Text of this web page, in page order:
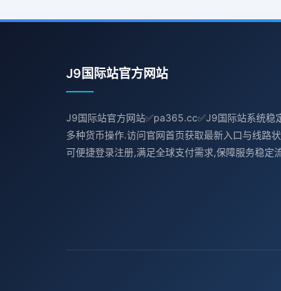
J9国际站官方网站
J9国际站官方网站✅pa365.cc✅J9国际站系统稳
多种货币操作.访问官网首页获取最新入口与线路
可便捷登录注册,满足全球支付需求,保障服务稳定